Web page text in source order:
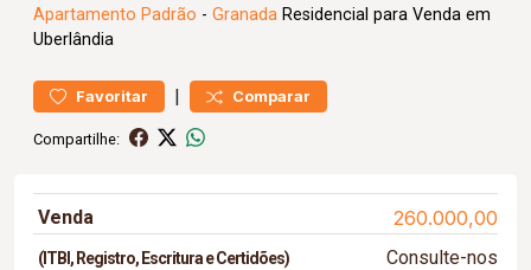
Apartamento Padrão - Granada Residencial para Venda em
Uberlândia
Favoritar | Comparar
Compartilhe:
Venda 260.000,00
(ITBI, Registro, Escritura e Certidões) Consulte-nos